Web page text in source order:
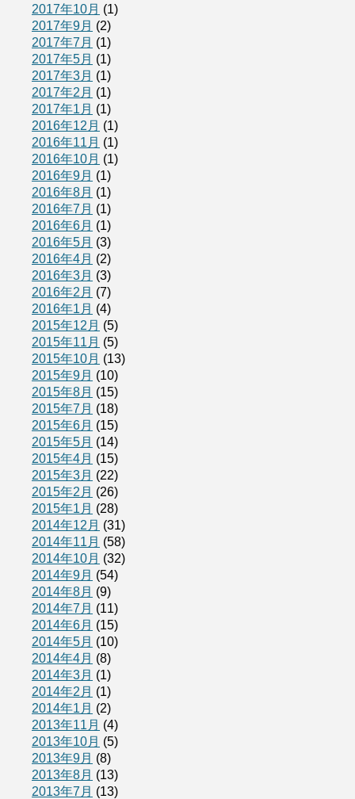
2017年10月 (1)
2017年9月 (2)
2017年7月 (1)
2017年5月 (1)
2017年3月 (1)
2017年2月 (1)
2017年1月 (1)
2016年12月 (1)
2016年11月 (1)
2016年10月 (1)
2016年9月 (1)
2016年8月 (1)
2016年7月 (1)
2016年6月 (1)
2016年5月 (3)
2016年4月 (2)
2016年3月 (3)
2016年2月 (7)
2016年1月 (4)
2015年12月 (5)
2015年11月 (5)
2015年10月 (13)
2015年9月 (10)
2015年8月 (15)
2015年7月 (18)
2015年6月 (15)
2015年5月 (14)
2015年4月 (15)
2015年3月 (22)
2015年2月 (26)
2015年1月 (28)
2014年12月 (31)
2014年11月 (58)
2014年10月 (32)
2014年9月 (54)
2014年8月 (9)
2014年7月 (11)
2014年6月 (15)
2014年5月 (10)
2014年4月 (8)
2014年3月 (1)
2014年2月 (1)
2014年1月 (2)
2013年11月 (4)
2013年10月 (5)
2013年9月 (8)
2013年8月 (13)
2013年7月 (13)